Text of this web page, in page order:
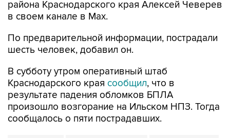
района Краснодарского края Алексей Чеверев
в своем канале в Max.
По предварительной информации, пострадали
шесть человек, добавил он.
В субботу утром оперативный штаб
Краснодарского края сообщил, что в
результате падения обломков БПЛА
произошло возгорание на Ильском НПЗ. Тогда
сообщалось о пяти пострадавших.